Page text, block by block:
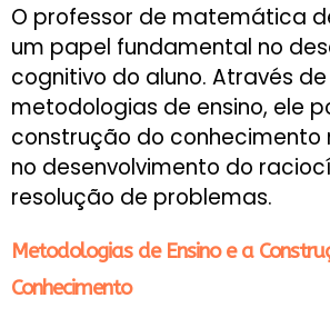
O professor de matemática
um papel fundamental no
cognitivo do aluno. Através
metodologias de ensino, ele
construção do
no desenvolvimento do
resolução de problemas.
Metodologias de Ensino e a
Conhecimento